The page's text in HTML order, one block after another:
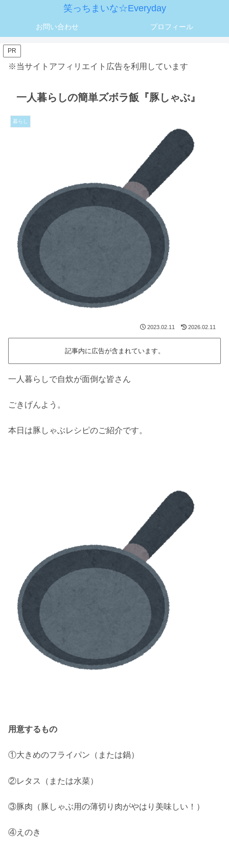
笑っちまいな☆Everyday
お問い合わせ プロフィール
PR
※当サイトアフィリエイト広告を利用しています
一人暮らしの簡単ズボラ飯『豚しゃぶ』
暮らし
2023.02.11 2026.02.11
記事内に広告が含まれています。
一人暮らしで自炊が面倒な皆さん
ごきげんよう。
本日は豚しゃぶレシピのご紹介です。
用意するもの
①大きめのフライパン（または鍋）
②レタス（または水菜）
③豚肉（豚しゃぶ用の薄切り肉がやはり美味しい！）
④えのき